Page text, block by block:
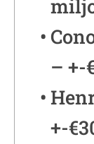
– +-
+-